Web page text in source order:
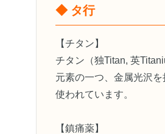
◆ タ行
【チタン】
チタン（独Titan, 英
元素の一つ、金属光沢
使われています。
【鎮痛薬】